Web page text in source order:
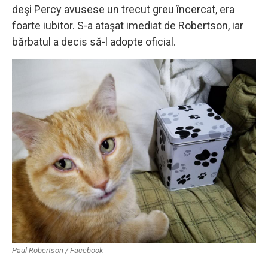
deşi Percy avusese un trecut greu încercat, era
foarte iubitor. S-a ataşat imediat de Robertson, iar
bărbatul a decis să-l adopte oficial.
Paul Robertson / Facebook